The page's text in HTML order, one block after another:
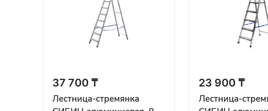
37 700 ₸
Лестница-стремянка
23 900 ₸
Лестница-